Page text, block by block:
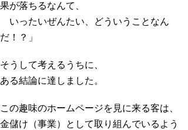
果が落ちるなんて、
いったいぜんたい、どういうことなん
だ！？」
そうして考えるうちに、
ある結論に達しました。
この趣味のホームページを見に来る客は、
金儲け（事業）として取り組んでいるよう